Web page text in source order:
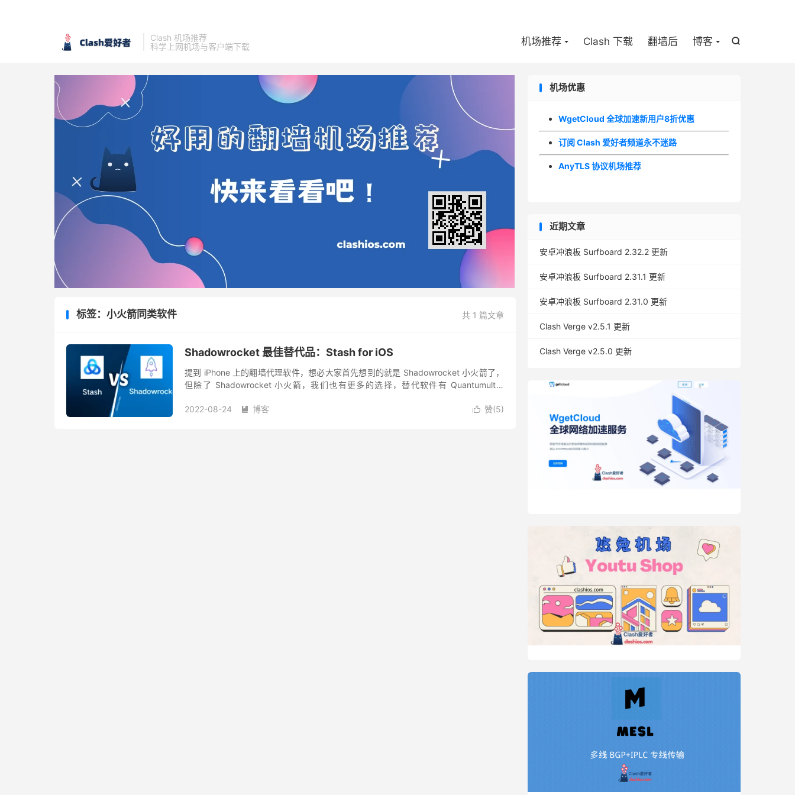
Clash 机场推荐
科学上网机场与客户端下载

机场推荐 Clash 下载 翻墙后 博客
共 1 篇文章
标签：小火箭同类软件
Shadowrocket 最佳替代品：Stash for iOS
提到 iPhone 上的翻墙代理软件，想必大家首先想到的就是 Shadowrocket 小火箭了，
但除了 Shadowrocket 小火箭，我们也有更多的选择，替代软件有 Quantumult X
 赞(5)
2022-08-24  博客
机场优惠
WgetCloud 全球加速新用户8折优惠
订阅 Clash 爱好者频道永不迷路
AnyTLS 协议机场推荐
近期文章
安卓冲浪板 Surfboard 2.32.2 更新
安卓冲浪板 Surfboard 2.31.1 更新
安卓冲浪板 Surfboard 2.31.0 更新
Clash Verge v2.5.1 更新
Clash Verge v2.5.0 更新